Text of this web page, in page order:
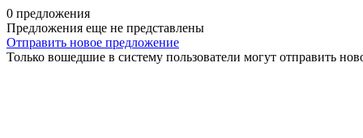
0 предложения
Предложения еще не представлены
Отправить новое предложение
Только вошедшие в систему пользователи могут отправить